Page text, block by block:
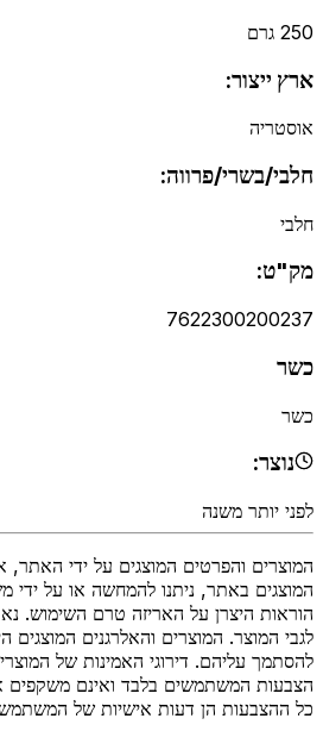
250 גרם
ארץ ייצור:
אוסטריה
חלבי/בשרי/פרווה:
חלבי
מק"ט:
7622300200237
כשר
כשר
נוצר:
לפני יותר משנה
המוצרים והפרטים המוצגים על ידי האתר,
המוצגים באתר, ניתנו להמחשה או על
הוראות היצרן על האריזה טרם השימוש.
לגבי המוצר. המוצרים והאלרגנים המוצגים
להסתמך עליהם. דירוגי האמינות של
הצבעות המשתמשים בלבד ואינם משקפים
כל ההצבעות הן דעות אישיות של